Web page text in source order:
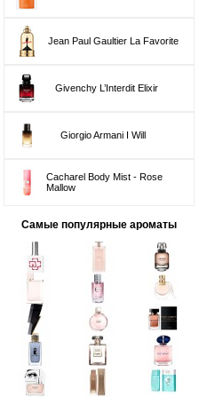
Jean Paul Gaultier La Favorite
Givenchy L’Interdit Elixir
Giorgio Armani I Will
Cacharel Body Mist - Rose
Mallow
Самые популярные ароматы